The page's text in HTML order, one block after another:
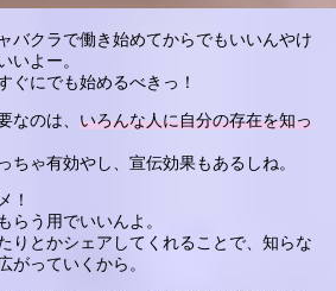
バクラで働き始めてからでもいいんやけ
いよー。
ぐにでも始めるべきっ！
なのは、 いろんな人に自分の存在を知っ
ちゃ有効やし、宣伝効果もあるしね。
！
らう用でいいんよ。
りとかシェアしてくれることで、知らな
がっていくから。